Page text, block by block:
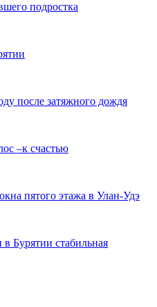
подростка
после затяжного дождя
–к счастью
пятого этажа в Улан-Удэ
Бурятии стабильная